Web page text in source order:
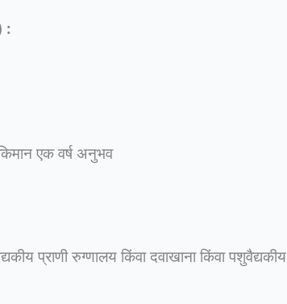
:
एक वर्ष अनुभव
प्राणी रुग्णालय किंवा दवाखाना किंवा पशुवैद्यकीय